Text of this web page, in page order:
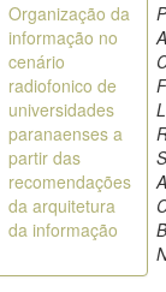
Organização da
informação no
cenário
radiofonico de
universidades
paranaenses a
partir das
recomendações
da arquitetura
da informação